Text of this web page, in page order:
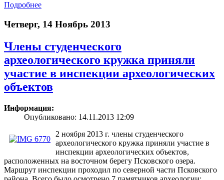
Подробнее
Четверг, 14 Ноябрь 2013
Члены студенческого
археологического кружка приняли
участие в инспекции археологических
объектов
Информация:
Опубликовано: 14.11.2013 12:09
2 ноября 2013 г. члены студенческого
археологического кружка приняли участие в
инспекции археологических объектов,
расположенных на восточном берегу Псковского озера.
Маршрут инспекции проходил по северной части Псковского